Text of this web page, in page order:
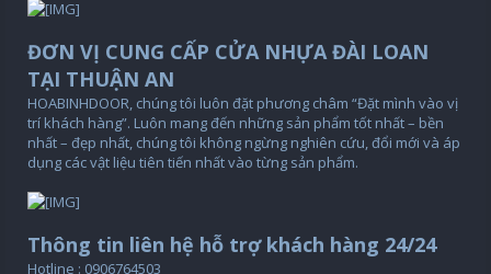
ĐƠN VỊ CUNG CẤP CỬA NHỰA ĐÀI LOAN
TẠI THUẬN AN
HOABINHDOOR, chúng tôi luôn đặt phương châm “Đặt mình vào vị
trí khách hàng”. Luôn mang đến những sản phẩm tốt nhất – bền
nhất – đẹp nhất, chúng tôi không ngừng nghiên cứu, đổi mới và áp
dụng các vật liệu tiên tiến nhất vào từng sản phẩm.
Thông tin liên hệ hỗ trợ khách hàng 24/24
Hotline : 0906764503